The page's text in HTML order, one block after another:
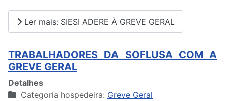
Ler mais: SIESI ADERE À GREVE GERAL
TRABALHADORES DA SOFLUSA COM A
GREVE GERAL
Detalhes
Categoria hospedeira: Greve Geral